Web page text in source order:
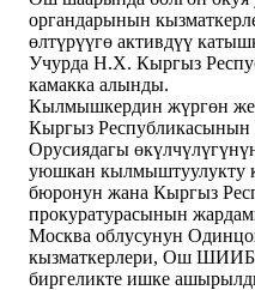
органдарынын
өлтүрүүгө активдүү
Учурда Н.Х. Кыргыз
камакка алынды.
Кылмышкердин жүргөн
Кыргыз
Орусиядагы
уюшкан кылмыштуулукту
бюронун жана Кыргыз
прокуратурасынын
Москва облусунун
кызматкерлери, Ош
биргеликте ишке